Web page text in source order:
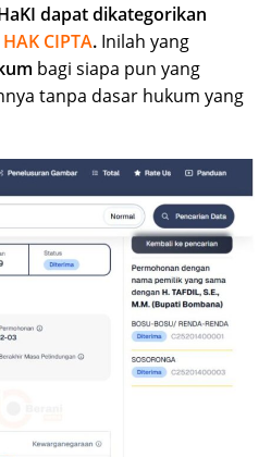
dapat dikategorikan
CIPTA. Inilah yang
bagi siapa pun yang
tanpa dasar hukum yang